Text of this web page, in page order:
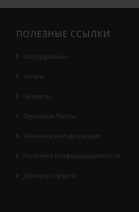
ПОЛЕЗНЫЕ ССЫЛКИ
Оборудование
Услуги
Проекты
Опросные Листы
Техническая Информация
Политика Конфиденциальности
Договор-Оферта